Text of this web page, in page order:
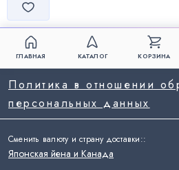
ГЛАВНАЯ КАТАЛОГ КОРЗИНА
Политика в отношении
персональных данных
Сменить валюту и страну доставки::
Японская йена и Канада